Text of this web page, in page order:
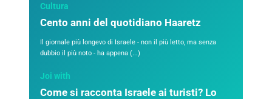
Cultura
Cento anni del quotidiano Haaretz
Il giornale più longevo di Israele - non il più letto, ma senza
dubbio il più noto - ha appena (...)
Joi with
Come si racconta Israele ai turisti? Lo